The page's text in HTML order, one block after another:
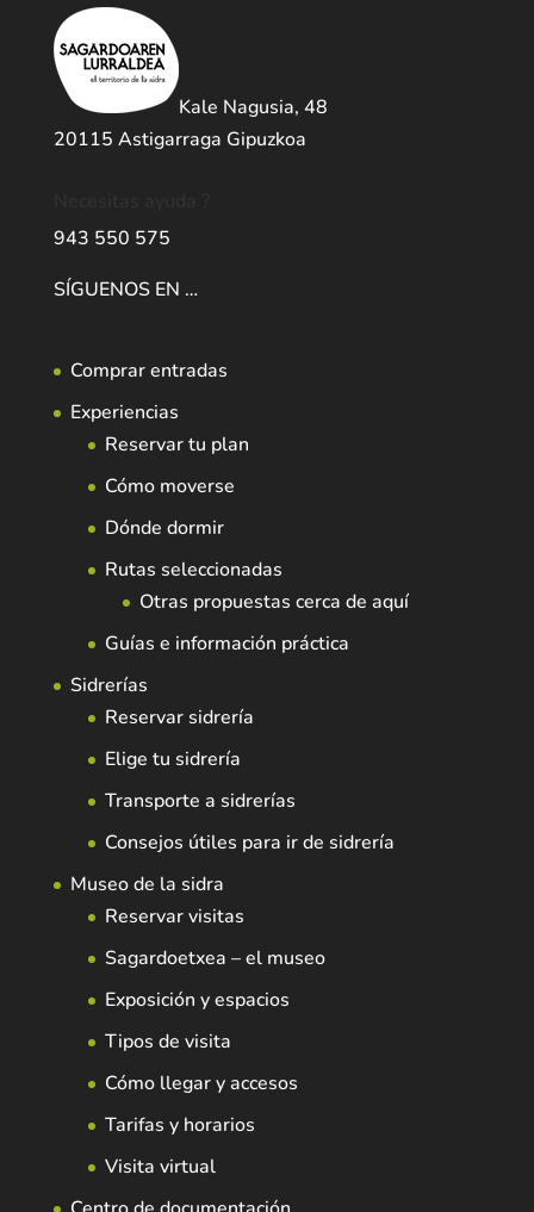
Kale Nagusia, 48
20115 Astigarraga Gipuzkoa
943 550 575
SÍGUENOS EN …
Comprar entradas
Experiencias
Reservar tu plan
Cómo moverse
Dónde dormir
Rutas seleccionadas
Otras propuestas cerca de aquí
Guías e información práctica
Sidrerías
Reservar sidrería
Elige tu sidrería
Transporte a sidrerías
Consejos útiles para ir de sidrería
Museo de la sidra
Reservar visitas
Sagardoetxea – el museo
Exposición y espacios
Tipos de visita
Cómo llegar y accesos
Tarifas y horarios
Visita virtual